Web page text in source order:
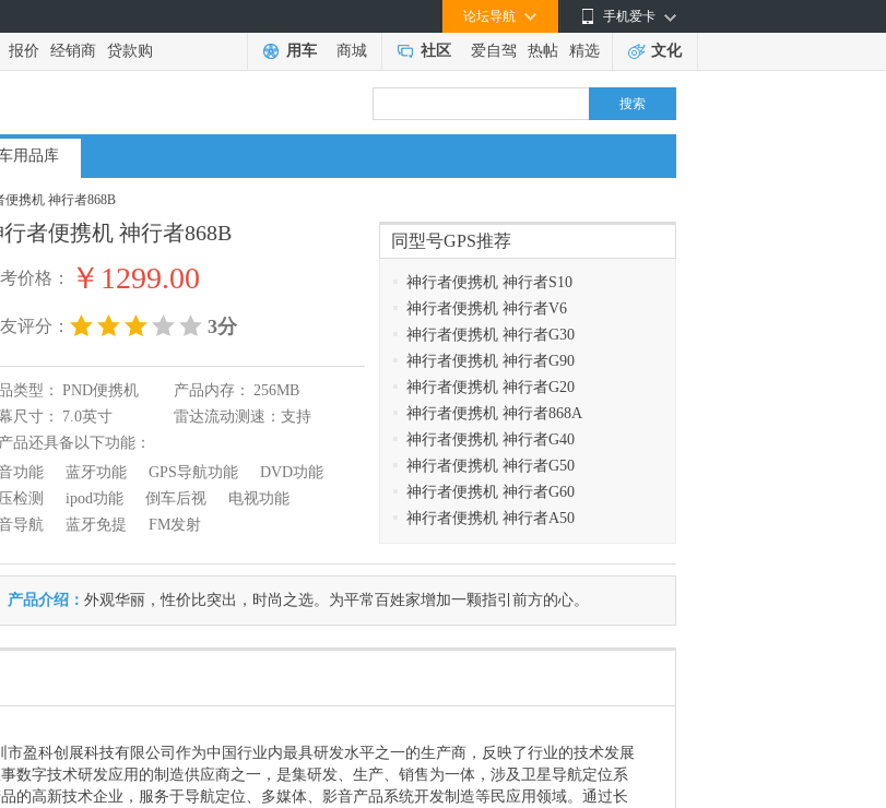
手机爱卡
论坛导航
报价 经销商 贷款购 用车 商城 社区 爱自驾 热帖 精选 文化
搜索
用品库
便携机 神行者868B
者便携机 神行者868B
价格： ￥1299.00
评分： 3分
类型： PND便携机 产品内存： 256MB
尺寸：
7.0英寸 雷达流动测速： 支持
品还具备以下功能：
功能
蓝牙功能 GPS导航功能
DVD功能
检测
ipod功能 倒车后视
电视功能
导航
蓝牙免提 FM发射
同型号GPS推荐
神行者便携机 神行者S10
神行者便携机 神行者V6
神行者便携机 神行者G30
神行者便携机 神行者G90
神行者便携机 神行者G20
神行者便携机 神行者868A
神行者便携机 神行者G40
神行者便携机 神行者G50
神行者便携机 神行者G60
神行者便携机 神行者A50
产品介绍： 外观华丽，性价比突出，时尚之选。为平常百姓家增加一颗指引前方的心。
市盈科创展科技有限公司作为中国行业内最具研发水平之一的生产商，反映了行业的技术发展
数字技术研发应用的制造供应商之一，是集研发、生产、销售为一体，涉及卫星导航定位系
的高新技术企业，服务于导航定位、多媒体、影音产品系统开发制造等民应用领域。通过长